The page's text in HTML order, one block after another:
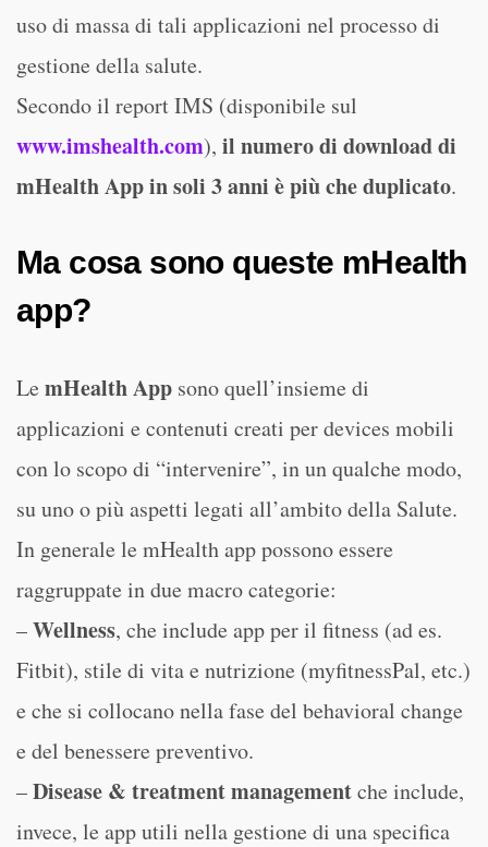
uso di massa di tali applicazioni nel processo di
gestione della salute.
Secondo il report IMS (disponibile sul
www.imshealth.com), il numero di download di
mHealth App in soli 3 anni è più che duplicato.
Ma cosa sono queste mHealth
app?
Le mHealth App sono quell’insieme di
applicazioni e contenuti creati per devices mobili
con lo scopo di “intervenire”, in un qualche modo,
su uno o più aspetti legati all’ambito della Salute.
In generale le mHealth app possono essere
raggruppate in due macro categorie:
–Wellness, che include app per il fitness (ad es.
Fitbit), stile di vita e nutrizione (myfitnessPal, etc.)
e che si collocano nella fase del behavioral change
e del benessere preventivo.
–Disease & treatment managementche include,
invece, le app utili nella gestione di una specifica